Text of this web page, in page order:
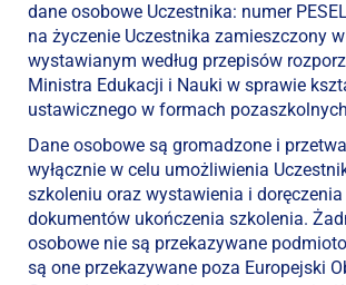
dane osobowe Uczestnika: numer
na życzenie Uczestnika zamieszczony
wystawianym według przepisów
Ministra Edukacji i Nauki w sprawie
ustawicznego w formach pozaszkolnych
Dane osobowe są gromadzone i
wyłącznie w celu umożliwienia
szkoleniu oraz wystawienia i doręczenia
dokumentów ukończenia szkolenia.
osobowe nie są przekazywane
są one przekazywane poza Europejski